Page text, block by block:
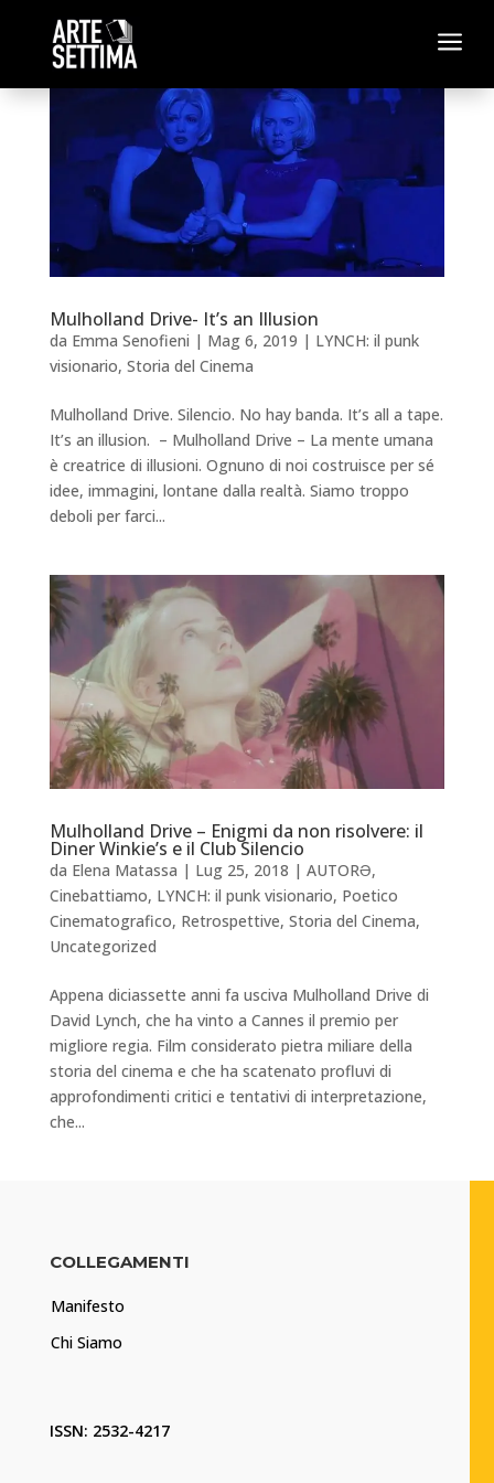
a
Mulholland Drive- It’s an Illusion
da Emma Senofieni | Mag 6, 2019 | LYNCH: il punk
visionario, Storia del Cinema
Mulholland Drive. Silencio. No hay banda. It’s all a tape.
It’s an illusion. – Mulholland Drive – La mente umana
è creatrice di illusioni. Ognuno di noi costruisce per sé
idee, immagini, lontane dalla realtà. Siamo troppo
deboli per farci...
Mulholland Drive – Enigmi da non risolvere: il
Diner Winkie’s e il Club Silencio
da Elena Matassa | Lug 25, 2018 | AUTORƏ,
Cinebattiamo, LYNCH: il punk visionario, Poetico
Cinematografico, Retrospettive, Storia del Cinema,
Uncategorized
Appena diciassette anni fa usciva Mulholland Drive di
David Lynch, che ha vinto a Cannes il premio per
migliore regia. Film considerato pietra miliare della
storia del cinema e che ha scatenato profluvi di
approfondimenti critici e tentativi di interpretazione,
che...
COLLEGAMENTI
Manifesto
Chi Siamo
ISSN: 2532-4217